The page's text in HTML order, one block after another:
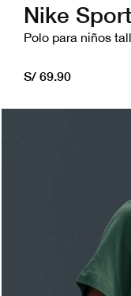
Nike
Polo para niños
S/ 69.90